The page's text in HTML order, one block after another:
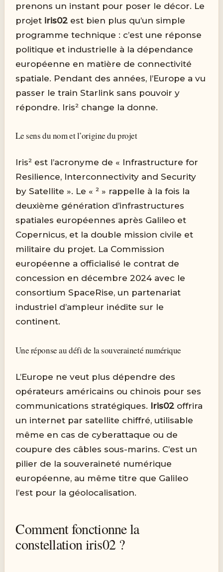
prenons un instant pour poser le décor. Le
projet iris02 est bien plus qu’un simple
programme technique : c’est une réponse
politique et industrielle à la dépendance
européenne en matière de connectivité
spatiale. Pendant des années, l’Europe a vu
passer le train Starlink sans pouvoir y
répondre. Iris² change la donne.
Le sens du nom et l’origine du projet
Iris² est l’acronyme de « Infrastructure for
Resilience, Interconnectivity and Security
by Satellite ». Le « ² » rappelle à la fois la
deuxième génération d’infrastructures
spatiales européennes après Galileo et
Copernicus, et la double mission civile et
militaire du projet. La Commission
européenne a officialisé le contrat de
concession en décembre 2024 avec le
consortium SpaceRise, un partenariat
industriel d’ampleur inédite sur le
continent.
Une réponse au défi de la souveraineté numérique
L’Europe ne veut plus dépendre des
opérateurs américains ou chinois pour ses
communications stratégiques. Iris02 offrira
un internet par satellite chiffré, utilisable
même en cas de cyberattaque ou de
coupure des câbles sous-marins. C’est un
pilier de la souveraineté numérique
européenne, au même titre que Galileo
l’est pour la géolocalisation.
Comment fonctionne la
constellation iris02 ?